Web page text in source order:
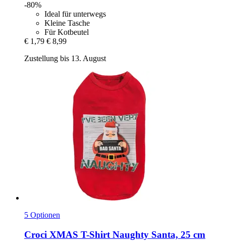
-80%
Ideal für unterwegs
Kleine Tasche
Für Kotbeutel
€ 1,79 € 8,99
Zustellung bis 13. August
5 Optionen
Croci XMAS T-​Shirt Naughty Santa, 25 cm